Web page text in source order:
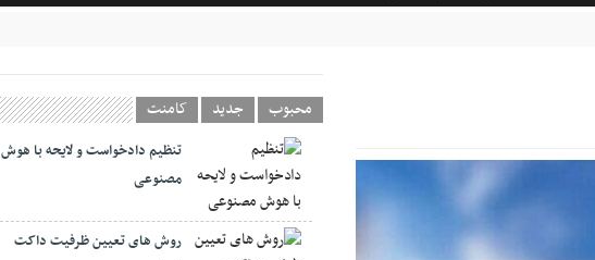
محبوب جدید کامنت
تنظیم دادخواست و لایحه با هوش
مصنوعی
روش های تعیین ظرفیت داکت